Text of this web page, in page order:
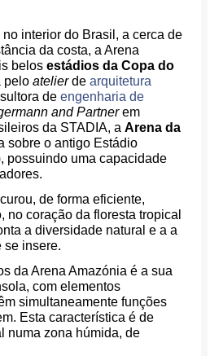
interior do Brasil, a cerca de
da costa, a Arena
belosestádios da Copa do
peloatelierdearquitetura
deengenharia de
and Partnerem
da STADIA, aArena da
sobre o antigo Estádio
possuindo uma capacidade
de forma eficiente,
coração da floresta tropical
a diversidade natural e a a
se insere.
da Arena Amazónia é a sua
com elementos
simultaneamente funções
Esta característica é de
numa zona húmida, de